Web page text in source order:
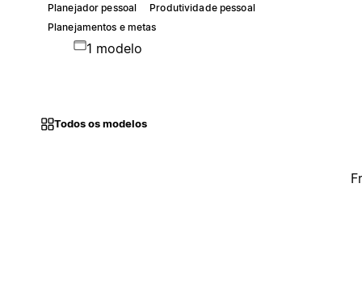
Planejador pessoal
Produtividade pessoal
Planejamentos e metas
1 modelo
Todos os modelos